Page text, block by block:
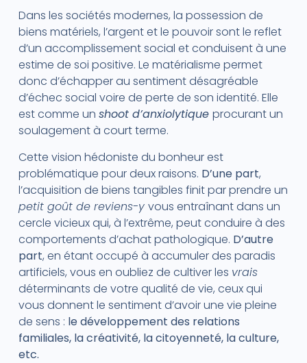
Dans les sociétés modernes, la possession de
biens matériels, l’argent et le pouvoir sont le reflet
d’un accomplissement social et conduisent à une
estime de soi positive. Le matérialisme permet
donc d’échapper au sentiment désagréable
d’échec social voire de perte de son identité. Elle
est comme un shoot d’anxiolytique procurant un
soulagement à court terme.
Cette vision hédoniste du bonheur est
problématique pour deux raisons. D’une part,
l’acquisition de biens tangibles finit par prendre un
petit goût de reviens-y vous entraînant dans un
cercle vicieux qui, à l’extrême, peut conduire à des
comportements d’achat pathologique. D’autre
part, en étant occupé à accumuler des paradis
artificiels, vous en oubliez de cultiver les vrais
déterminants de votre qualité de vie, ceux qui
vous donnent le sentiment d’avoir une vie pleine
de sens : le développement des relations
familiales, la créativité, la citoyenneté, la culture,
etc.